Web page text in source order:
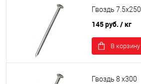
Гвоздь 7.5х250
145 руб. / кг
В корзину
Гвоздь 8 х300